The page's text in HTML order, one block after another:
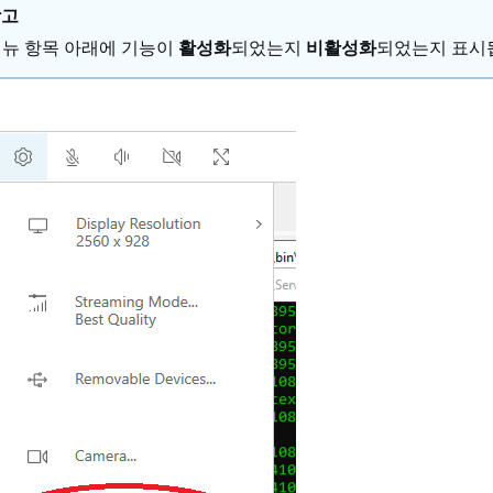
항목 아래에 기능이 활성화되었는지 비활성화되었는지 표시